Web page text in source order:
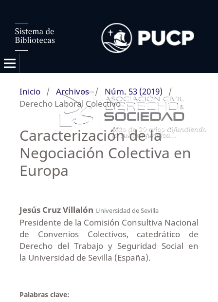
Inicio / Archivos / Núm. 53 (2019)
/
Derecho Laboral Colectivo
Caracterización de la
Negociación Colectiva en
Europa
Jesús Cruz Villalón Universidad de Sevilla
Presidente de la Comisión Consultiva Nacional
de Convenios Colectivos, catedrático de
Derecho del Trabajo y Seguridad Social en
la Universidad de Sevilla (España).
Palabras clave: